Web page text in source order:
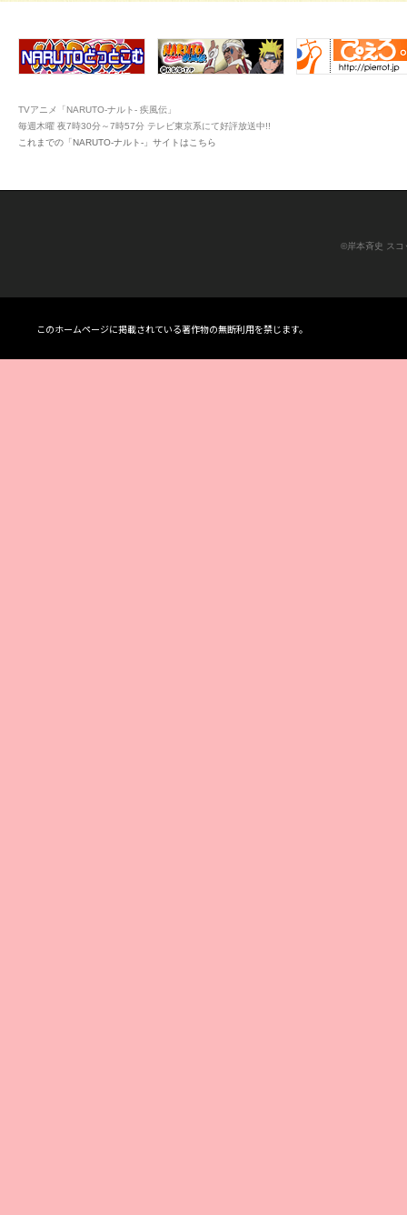
TVアニメ「NARUTO-ナルト- 疾風伝」
毎週木曜 夜7時30分～7時57分 テレビ東京系にて好評放送中!!
これまでの「NARUTO-ナルト-」サイトはこちら
©岸本斉史 スコ
このホームページに掲載されている著作物の無断利用を禁じます。